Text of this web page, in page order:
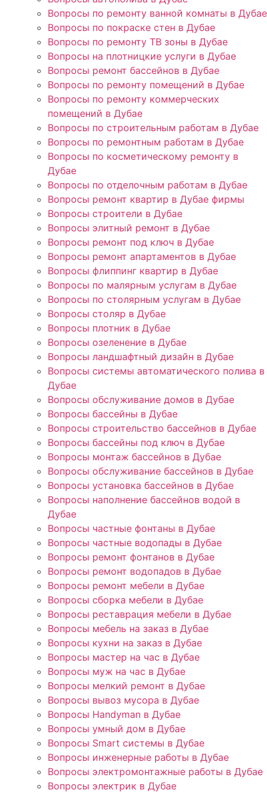
Вопросы по ремонту ванной комнаты в Дубае
Вопросы по покраске стен в Дубае
Вопросы по ремонту ТВ зоны в Дубае
Вопросы на плотницкие услуги в Дубае
Вопросы ремонт бассейнов в Дубае
Вопросы по ремонту помещений в Дубае
Вопросы по ремонту коммерческих
помещений в Дубае
Вопросы по строительным работам в Дубае
Вопросы по ремонтным работам в Дубае
Вопросы по косметическому ремонту в
Дубае
Вопросы по отделочным работам в Дубае
Вопросы ремонт квартир в Дубае фирмы
Вопросы строители в Дубае
Вопросы элитный ремонт в Дубае
Вопросы ремонт под ключ в Дубае
Вопросы ремонт апартаментов в Дубае
Вопросы флиппинг квартир в Дубае
Вопросы по малярным услугам в Дубае
Вопросы по столярным услугам в Дубае
Вопросы столяр в Дубае
Вопросы плотник в Дубае
Вопросы озеленение в Дубае
Вопросы ландшафтный дизайн в Дубае
Вопросы системы автоматического полива в
Дубае
Вопросы обслуживание домов в Дубае
Вопросы бассейны в Дубае
Вопросы строительство бассейнов в Дубае
Вопросы бассейны под ключ в Дубае
Вопросы монтаж бассейнов в Дубае
Вопросы обслуживание бассейнов в Дубае
Вопросы установка бассейнов в Дубае
Вопросы наполнение бассейнов водой в
Дубае
Вопросы частные фонтаны в Дубае
Вопросы частные водопады в Дубае
Вопросы ремонт фонтанов в Дубае
Вопросы ремонт водопадов в Дубае
Вопросы ремонт мебели в Дубае
Вопросы сборка мебели в Дубае
Вопросы реставрация мебели в Дубае
Вопросы мебель на заказ в Дубае
Вопросы кухни на заказ в Дубае
Вопросы мастер на час в Дубае
Вопросы муж на час в Дубае
Вопросы мелкий ремонт в Дубае
Вопросы вывоз мусора в Дубае
Вопросы Handyman в Дубае
Вопросы умный дом в Дубае
Вопросы Smart системы в Дубае
Вопросы инженерные работы в Дубае
Вопросы электромонтажные работы в Дубае
Вопросы электрик в Дубае